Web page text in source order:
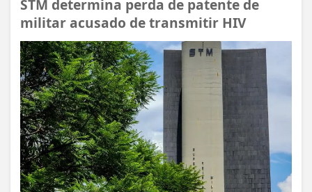
STM determina perda de patente de
militar acusado de transmitir HIV